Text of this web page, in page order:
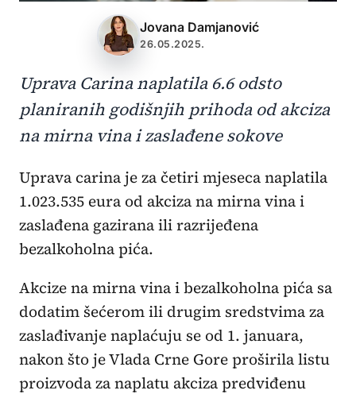
Jovana Damjanović
26.05.2025.
Uprava Carina naplatila 6.6 odsto
planiranih godišnjih prihoda od akciza
na mirna vina i zaslađene sokove
Uprava carina je za četiri mjeseca naplatila
1.023.535 eura od akciza na mirna vina i
zaslađena gazirana ili razrijeđena
bezalkoholna pića.
Akcize na mirna vina i bezalkoholna pića sa
dodatim šećerom ili drugim sredstvima za
zaslađivanje naplaćuju se od 1. januara,
nakon što je Vlada Crne Gore proširila listu
proizvoda za naplatu akciza predviđenu